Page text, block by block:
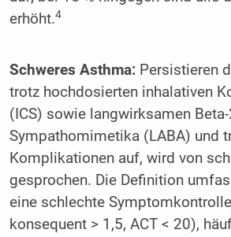
erhöht.4
Schweres Asthma:Persistieren
trotz hochdosierten inhalativen
(ICS) sowie langwirksamen Beta-
Sympathomimetika (LABA) und
Komplikationen auf, wird von
gesprochen. Die Definition
eine schlechte
konsequent > 1,5, ACT < 20),